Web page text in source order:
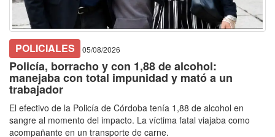
POLICIALES 05/08/2026
Policía, borracho y con 1,88 de alcohol:
manejaba con total impunidad y mató a un
trabajador
El efectivo de la Policía de Córdoba tenía 1,88 de alcohol en
sangre al momento del impacto. La víctima fatal viajaba como
acompañante en un transporte de carne.